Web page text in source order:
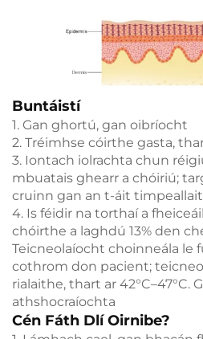
Buntáistí
1. Gan ghortú, gan oibríocht
2. Tréimhse cóirthe gasta,
3. Iontach iolrachta chun
mbuatais ghearr a chóiriú;
cruinn gan an t-áit
4. Is féidir na torthaí a
chóirthe a laghdú 13% den
Teicneolaíocht choinneála le
cothrom don pacient;
rialaithe, thart ar 42°C–47°C.
athshocraíochta
Cén Fáth Dlí Oirnibe?